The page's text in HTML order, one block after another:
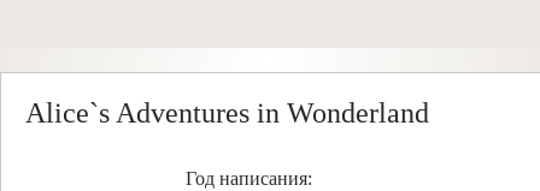
Alice`s Adventures in Wonderland
Год написания: